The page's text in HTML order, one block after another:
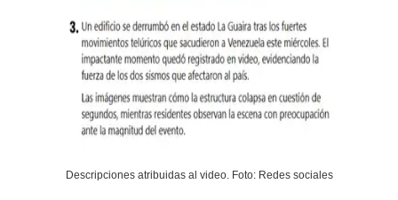
Descripciones atribuidas al video. Foto: Redes sociales